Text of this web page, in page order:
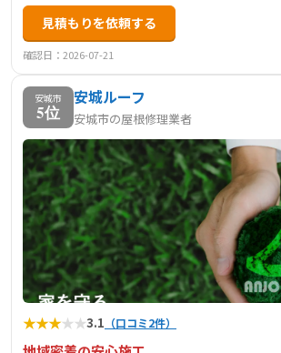
見積もりを依頼する
確認日：2026-07-21
安城市
5位
安城ルーフ
安城市の屋根修理業者
★★★★★3.1 （口コミ2件）